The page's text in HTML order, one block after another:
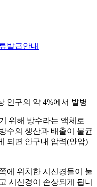
발급안내
인구의 약 4%에서 발병
위해 방수라는 액체로
수의 생산과 배출이 불균
되면 안구내 압력(안압)
에 위치한 시신경들이 눌
시신경이 손상되게 됩니